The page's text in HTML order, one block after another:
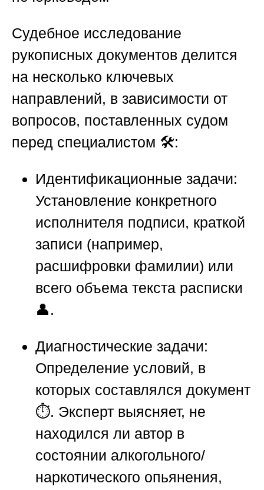
Судебное исследование
рукописных документов делится
на несколько ключевых
направлений, в зависимости от
вопросов, поставленных судом
перед специалистом 🛠️:
Идентификационные задачи:
Установление конкретного
исполнителя подписи, краткой
записи (например,
расшифровки фамилии) или
всего объема текста расписки
👤.
Диагностические задачи:
Определение условий, в
которых составлялся документ
⏱️. Эксперт выясняет, не
находился ли автор в
состоянии алкогольного/
наркотического опьянения,